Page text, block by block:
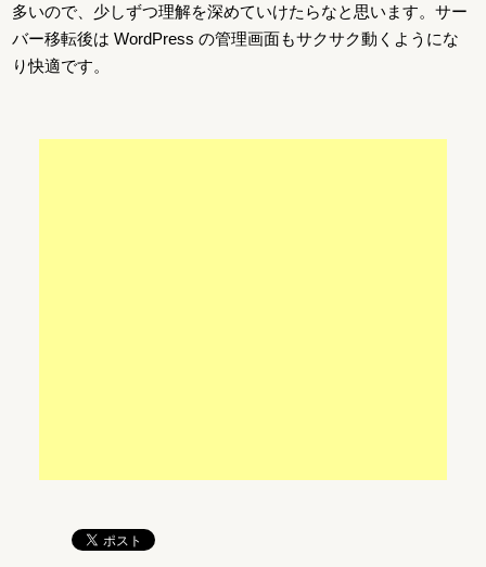
多いので、少しずつ理解を深めていけたらなと思います。サー
バー移転後は WordPress の管理画面もサクサク動くようにな
り快適です。